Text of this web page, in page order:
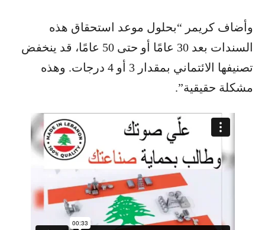
وأضاف كريمر “بحلول موعد استحقاق هذه
السندات بعد 30 عامًا أو حتى 50 عامًا، قد ينخفض
تصنيفها الائتماني بمقدار 3 أو 4 درجات. وهذه
مشكلة حقيقية”.